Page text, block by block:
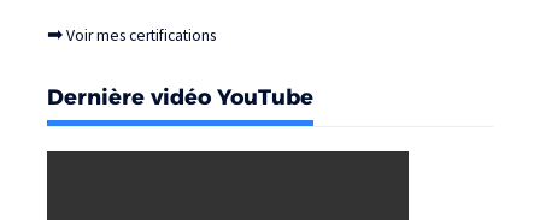
➡Voir mes certifications
Dernière vidéo YouTube